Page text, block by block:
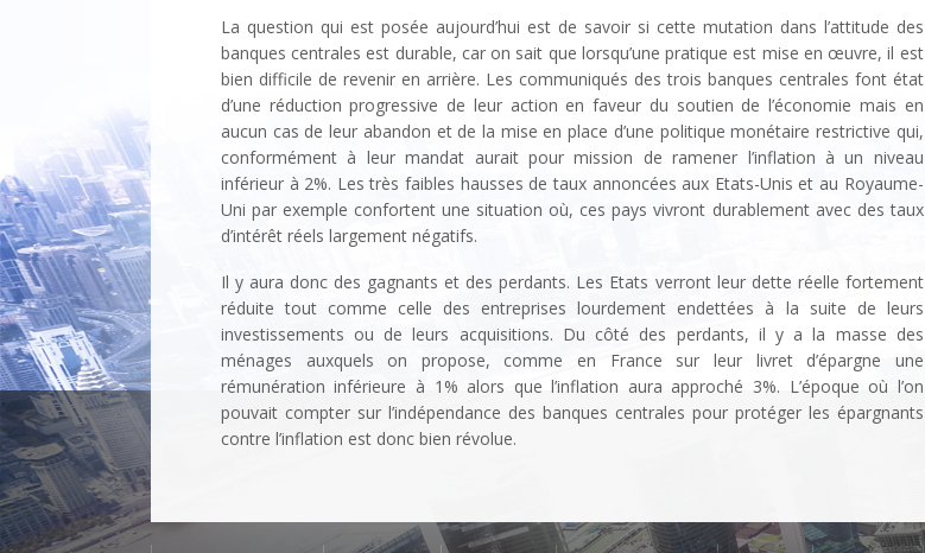
La question qui est posée aujourd’hui est de savoir si cette mutation dans l’attitude des
banques centrales est durable, car on sait que lorsqu’une pratique est mise en œuvre, il est
bien difficile de revenir en arrière. Les communiqués des trois banques centrales font état
d’une réduction progressive de leur action en faveur du soutien de l’économie mais en
aucun cas de leur abandon et de la mise en place d’une politique monétaire restrictive qui,
conformément à leur mandat aurait pour mission de ramener l’inflation à un niveau
inférieur à 2%. Les très faibles hausses de taux annoncées aux Etats-Unis et au Royaume-
Uni par exemple confortent une situation où, ces pays vivront durablement avec des taux
d’intérêt réels largement négatifs.
Il y aura donc des gagnants et des perdants. Les Etats verront leur dette réelle fortement
réduite tout comme celle des entreprises lourdement endettées à la suite de leurs
investissements ou de leurs acquisitions. Du côté des perdants, il y a la masse des
ménages auxquels on propose, comme en France sur leur livret d’épargne une
rémunération inférieure à 1% alors que l’inflation aura approché 3%. L’époque où l’on
pouvait compter sur l’indépendance des banques centrales pour protéger les épargnants
contre l’inflation est donc bien révolue.